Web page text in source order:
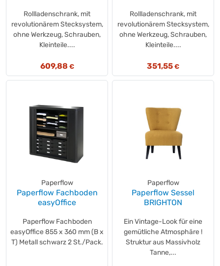
Rollladenschrank, mit
revolutionärem Stecksystem,
ohne Werkzeug, Schrauben,
Kleinteile....
609,88 €
Rollladenschrank, mit
revolutionärem Stecksystem,
ohne Werkzeug, Schrauben,
Kleinteile....
351,55 €
Paperflow
Paperflow Fachboden
easyOffice
Paperflow Fachboden
easyOffice 855 x 360 mm (B x
T) Metall schwarz 2 St./Pack.
Paperflow
Paperflow Sessel
BRIGHTON
Ein Vintage-Look für eine
gemütliche Atmosphäre !
Struktur aus Massivholz
Tanne,...